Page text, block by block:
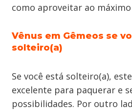
como aproveitar ao
Vênus em Gêmeos se
solteiro(a)
Se você está solteiro(a),
excelente para paquerar e
possibilidades. Por outro